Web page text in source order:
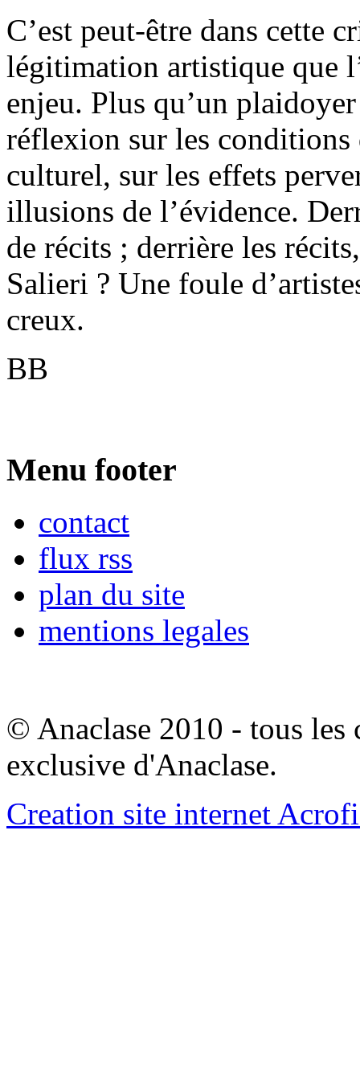
C’est peut-être dans cette
légitimation artistique que
enjeu. Plus qu’un
réflexion sur les
culturel, sur les effets
illusions de l’évidence.
de récits ; derrière les
Salieri ? Une foule
creux.
BB
Menu footer
contact
flux rss
plan du site
mentions legales
© Anaclase 2010 - tous les
exclusive d'Anaclase.
Creation site internet